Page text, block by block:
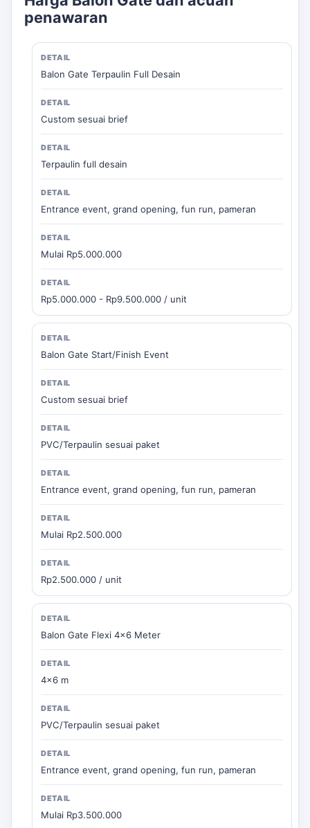
penawaran
Balon Gate Terpaulin Full Desain
Custom sesuai brief
Terpaulin full desain
Entrance event, grand opening, fun run, pameran
Mulai Rp5.000.000
Rp5.000.000 - Rp9.500.000 / unit
Balon Gate Start/Finish Event
Custom sesuai brief
PVC/Terpaulin sesuai paket
Entrance event, grand opening, fun run, pameran
Mulai Rp2.500.000
Rp2.500.000 / unit
Balon Gate Flexi 4x6 Meter
4x6 m
PVC/Terpaulin sesuai paket
Entrance event, grand opening, fun run, pameran
Mulai Rp3.500.000